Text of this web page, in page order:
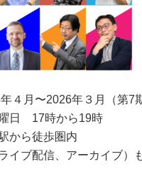
４月〜2026年３月（第7
日 17時から19時
から徒歩圏内
イブ配信、アーカイブ）